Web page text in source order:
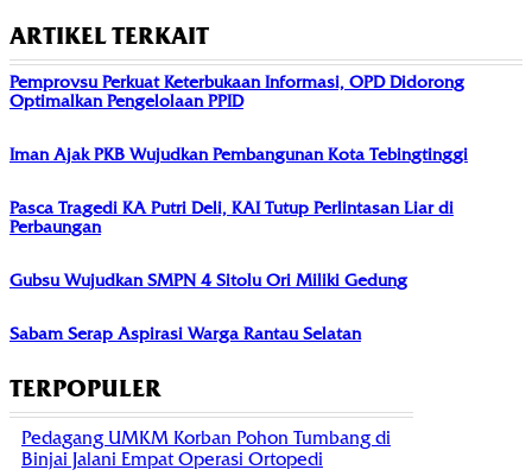
ARTIKEL TERKAIT
Pemprovsu Perkuat Keterbukaan Informasi, OPD Didorong
Optimalkan Pengelolaan PPID
Iman Ajak PKB Wujudkan Pembangunan Kota Tebingtinggi
Pasca Tragedi KA Putri Deli, KAI Tutup Perlintasan Liar di
Perbaungan
Gubsu Wujudkan SMPN 4 Sitolu Ori Miliki Gedung
Sabam Serap Aspirasi Warga Rantau Selatan
TERPOPULER
Pedagang UMKM Korban Pohon Tumbang di
Binjai Jalani Empat Operasi Ortopedi